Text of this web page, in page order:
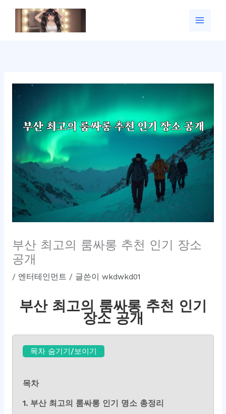
부산 최고의 룸싸롱 추천 인기 장소
공개
/ 엔터테인먼트 / 글쓴이 wkdwkd01
부산 최고의 룸싸롱 추천 인기
장소 공개
목차 숨기기/보이기
목차
1. 부산 최고의 룸싸롱 인기 명소 총정리